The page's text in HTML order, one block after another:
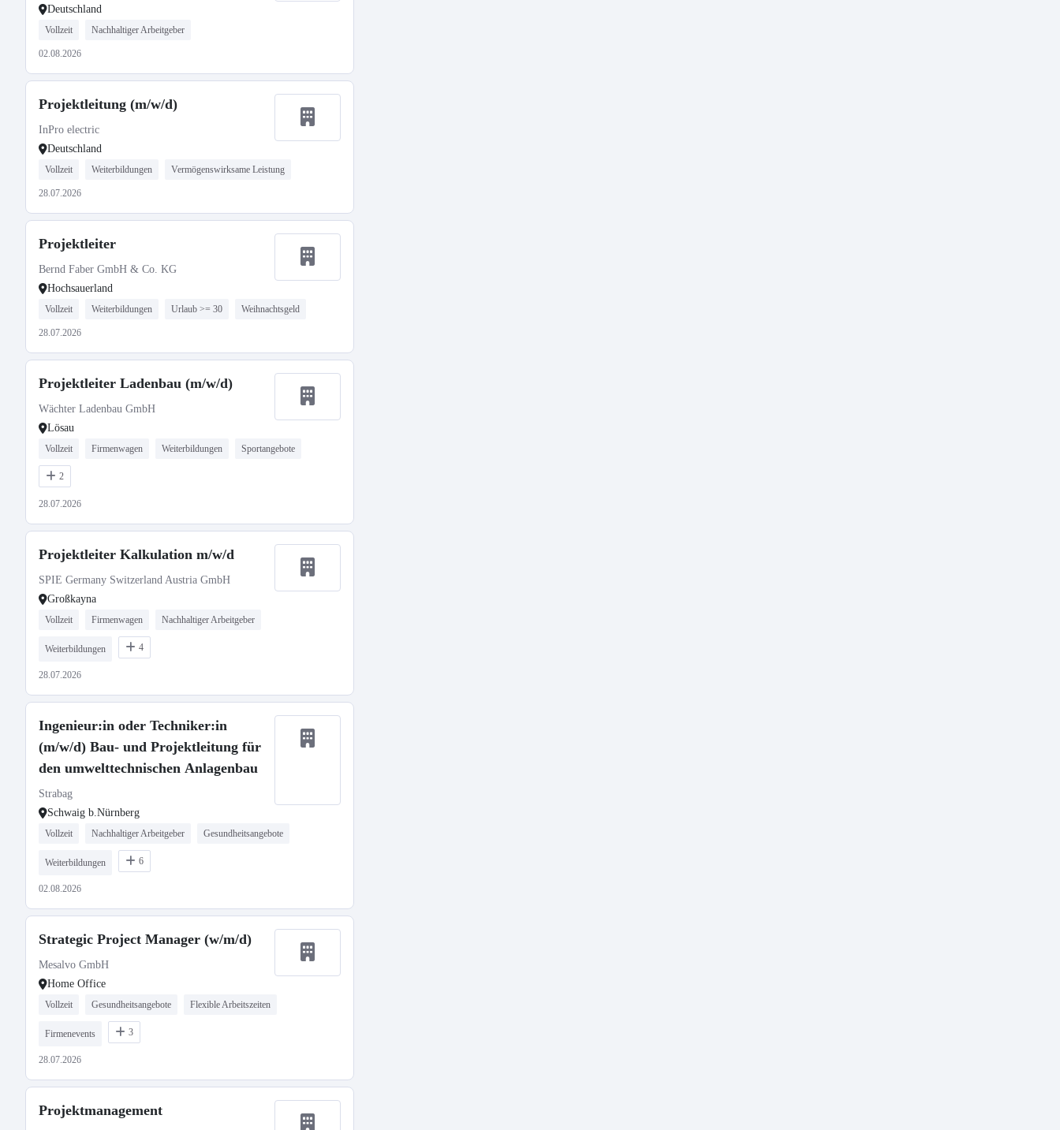
Deutschland
Vollzeit Nachhaltiger Arbeitgeber
02.08.2026
Projektleitung (m/w/d)
InPro electric
Deutschland
Vollzeit Weiterbildungen Vermögenswirksame Leistung
28.07.2026
Projektleiter
Bernd Faber GmbH & Co. KG
Hochsauerland
Vollzeit Weiterbildungen Urlaub >= 30 Weihnachtsgeld
28.07.2026
Projektleiter Ladenbau (m/w/d)
Wächter Ladenbau GmbH
Lösau
Vollzeit Firmenwagen Weiterbildungen Sportangebote
2
28.07.2026
Projektleiter Kalkulation m/w/d
SPIE Germany Switzerland Austria GmbH
Großkayna
Vollzeit Firmenwagen Nachhaltiger Arbeitgeber
Weiterbildungen 4
28.07.2026
Ingenieur:in oder Techniker:in
(m/w/d) Bau- und Projektleitung für
den umwelttechnischen Anlagenbau
Strabag
Schwaig b.Nürnberg
Vollzeit Nachhaltiger Arbeitgeber Gesundheitsangebote
Weiterbildungen 6
02.08.2026
Strategic Project Manager (w/m/d)
Mesalvo GmbH
Home Office
Vollzeit Gesundheitsangebote Flexible Arbeitszeiten
Firmenevents 3
28.07.2026
Projektmanagement